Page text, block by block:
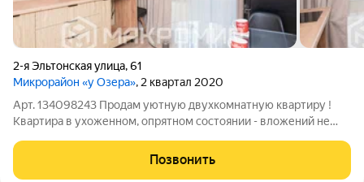
2-я Эльтонская улица,61
Микрорайон «у Озера», 2 квартал 2020
Арт. 134098243 Продам уютную двухкомнатную квартиру !
Квартира в ухоженном, опрятном состоянии - вложений не
изoлирoвaнные 20 м2 + 11м2 Kухня 9 м2 Caнузел pаздельный
Позвонить